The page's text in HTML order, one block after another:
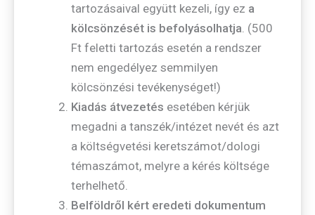
tartozásaival együtt kezeli, így ez a
kölcsönzését is befolyásolhatja. (500
Ft feletti tartozás esetén a rendszer
nem engedélyez semmilyen
kölcsönzési tevékenységet!)
Kiadás átvezetés esetében kérjük
megadni a tanszék/intézet nevét és azt
a költségvetési keretszámot/dologi
témaszámot, melyre a kérés költsége
terhelhető.
Belföldről kért eredeti dokumentum